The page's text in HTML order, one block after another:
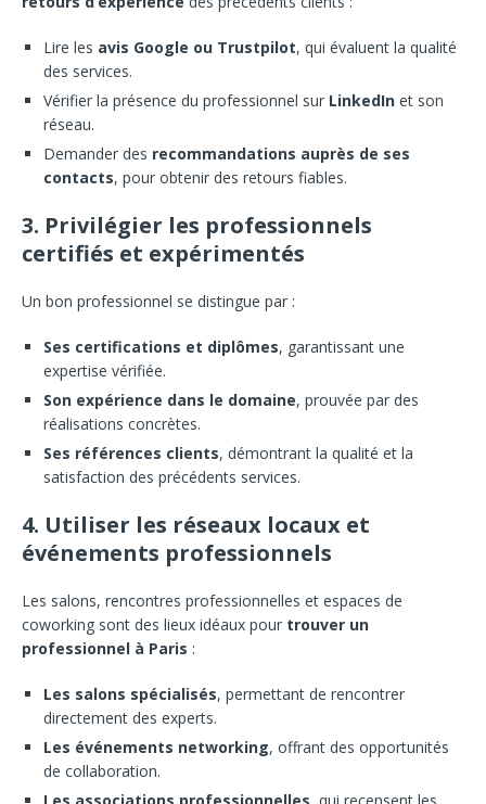
Lire les avis Google ou Trustpilot, qui évaluent la qualité
des services.
Vérifier la présence du professionnel sur LinkedIn et son
réseau.
Demander des recommandations auprès de ses
contacts, pour obtenir des retours fiables.
3. Privilégier les professionnels
certifiés et expérimentés
Un bon professionnel se distingue par :
Ses certifications et diplômes, garantissant une
expertise vérifiée.
Son expérience dans le domaine, prouvée par des
réalisations concrètes.
Ses références clients, démontrant la qualité et la
satisfaction des précédents services.
4. Utiliser les réseaux locaux et
événements professionnels
Les salons, rencontres professionnelles et espaces de
coworking sont des lieux idéaux pour trouver un
professionnel à Paris :
Les salons spécialisés, permettant de rencontrer
directement des experts.
Les événements networking, offrant des opportunités
de collaboration.